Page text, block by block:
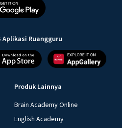
Aplikasi Ruangguru
Produk Lainnya
Brain Academy Online
English Academy